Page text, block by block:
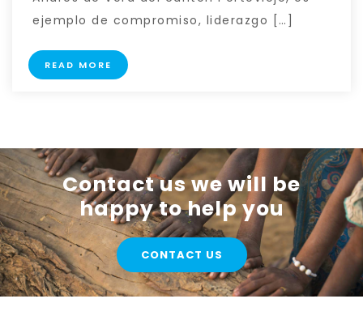
ejemplo de compromiso, liderazgo […]
READ MORE
Contact us we will be
happy to help you
CONTACT US